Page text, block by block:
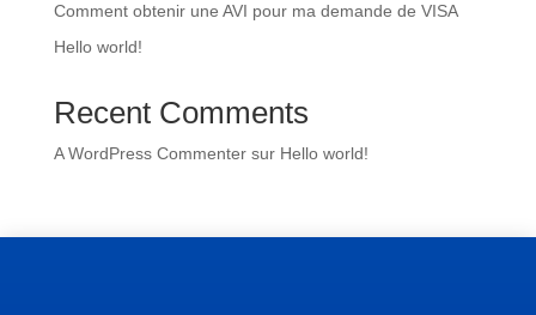
Comment obtenir une AVI pour ma demande de VISA
Hello world!
Recent Comments
A WordPress Commentersur Hello world!